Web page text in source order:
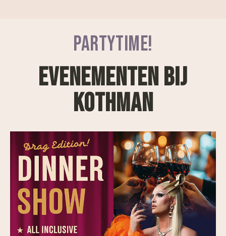
PARTYTIME!
EVENEMENTEN BIJ
KOTHMAN